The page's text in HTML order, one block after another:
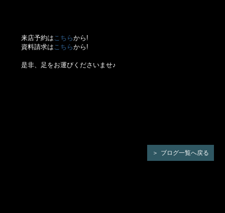
来店予約はこちらから!
資料請求はこちらから!
是非、足をお運びくださいませ♪
ブログ一覧へ戻る